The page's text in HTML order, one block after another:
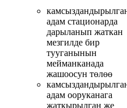
адам стационарда
дарыланып жаткан
мезгилде бир
тууганынын
мейманканада
жашоосун төлөө
адам ооруканага
жаткырылган же